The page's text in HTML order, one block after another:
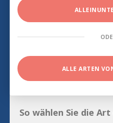
ALLE ARTEN
So wählen Sie die